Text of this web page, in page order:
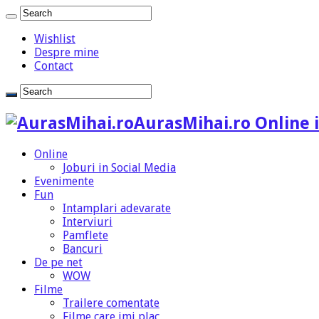
Wishlist
Despre mine
Contact
AurasMihai.ro Online
Online
Joburi in Social Media
Evenimente
Fun
Intamplari adevarate
Interviuri
Pamflete
Bancuri
De pe net
WOW
Filme
Trailere comentate